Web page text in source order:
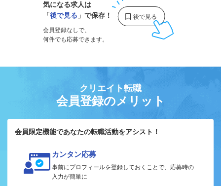
気になる求人は
「後で見る 」で保存！
会員登録なしで、
何件でも応募できます。
クリエイト転職
会員登録のメリット
会員限定機能であなたの転職活動をアシスト！
カンタン応募
事前にプロフィールを登録しておくことで、応募時の
入力が簡単に